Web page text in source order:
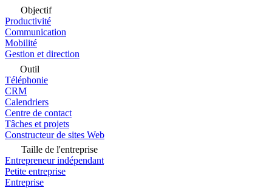
Objectif
Productivité
Communication
Mobilité
Gestion et direction
Outil
Téléphonie
CRM
Calendriers
Centre de contact
Tâches et projets
Constructeur de sites Web
Taille de l'entreprise
Entrepreneur indépendant
Petite entreprise
Entreprise